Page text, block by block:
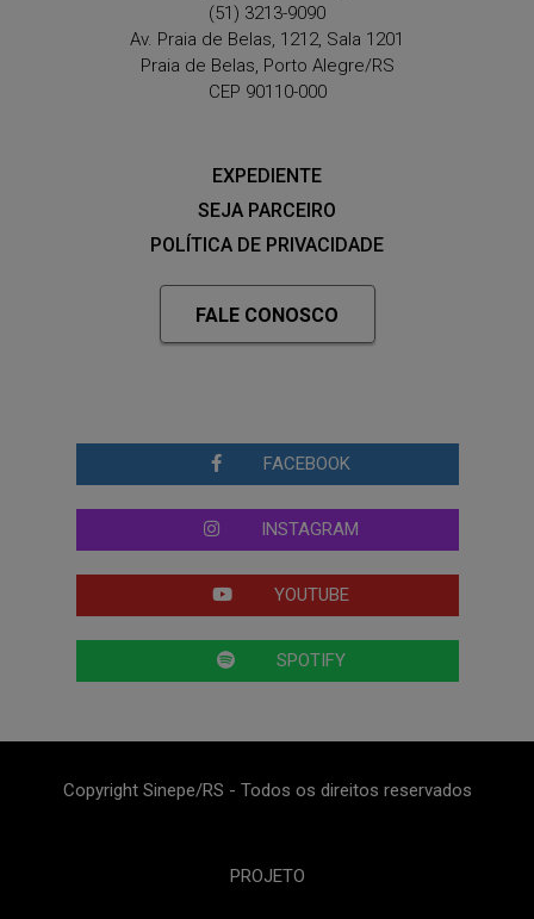
(51) 3213-9090
Av. Praia de Belas, 1212, Sala 1201
Praia de Belas, Porto Alegre/RS
CEP 90110-000
EXPEDIENTE
SEJA PARCEIRO
POLÍTICA DE PRIVACIDADE
FALE CONOSCO
FACEBOOK
INSTAGRAM
YOUTUBE
SPOTIFY
Copyright Sinepe/RS - Todos os direitos reservados
PROJETO